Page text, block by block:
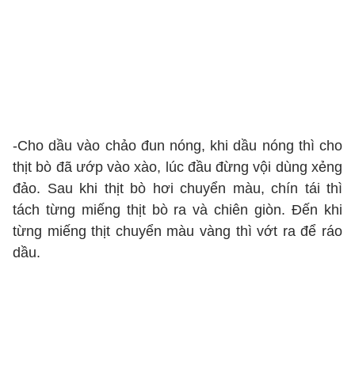
-Cho dầu vào chảo đun nóng, khi dầu nóng thì cho
thịt bò đã ướp vào xào, lúc đầu đừng vội dùng xẻng
đảo. Sau khi thịt bò hơi chuyển màu, chín tái thì
tách từng miếng thịt bò ra và chiên giòn. Đến khi
từng miếng thịt chuyển màu vàng thì vớt ra để ráo
dầu.